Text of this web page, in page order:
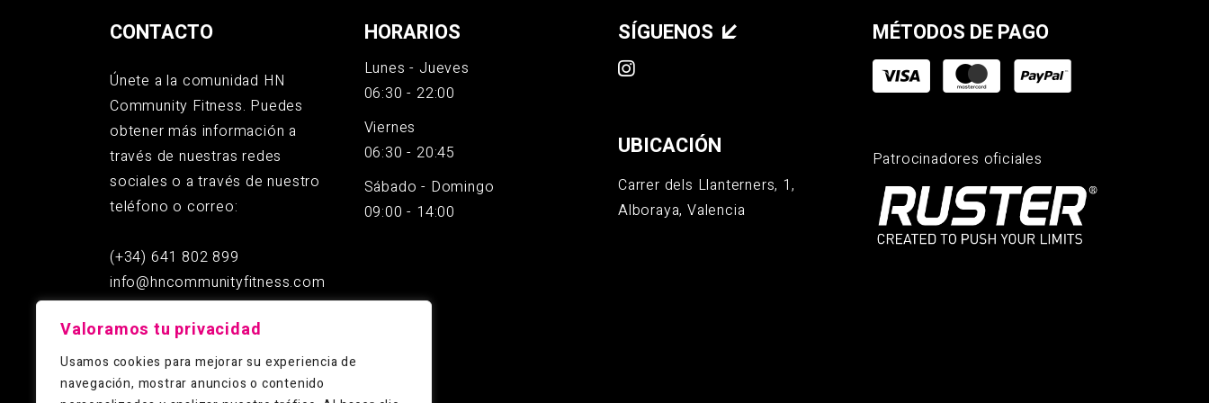
Valoramos tu privacidad
Usamos cookies para mejorar su experiencia de
navegación, mostrar anuncios o contenido
CONTACTO
Únete a la comunidad HN
Community Fitness. Puedes
obtener más información a
través de nuestras redes
sociales o a través de nuestro
teléfono o correo:
(+34) 641 802 899
info@hncommunityfitness.com
HORARIOS
Lunes - Jueves
06:30 - 22:00
Viernes
06:30 - 20:45
Sábado - Domingo
09:00 - 14:00
SÍGUENOS
UBICACIÓN
Carrer dels Llanterners, 1,
Alboraya, Valencia
MÉTODOS DE PAGO
Patrocinadores oficiales